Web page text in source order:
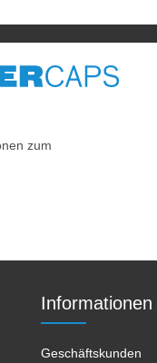
zum
Informationen
Geschäftskunden